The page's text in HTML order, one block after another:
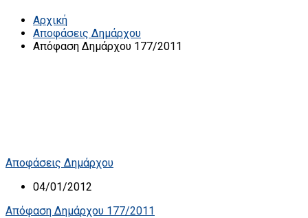
Αρχική
Αποφάσεις Δημάρχου
Απόφαση Δημάρχου 177/2011
Αποφάσεις Δημάρχου
04/01/2012
Απόφαση Δημάρχου 177/2011